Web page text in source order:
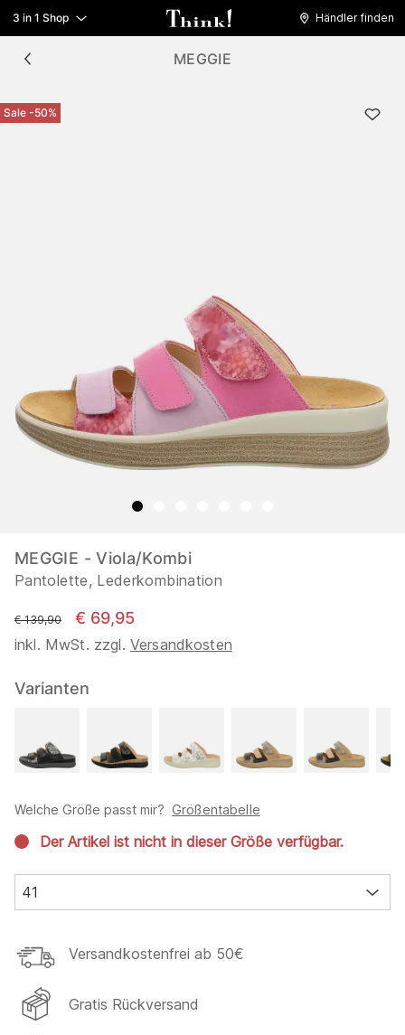
3 in 1 Shop Händler finden
MEGGIE
Sale -50%
MEGGIE - Viola/Kombi
Pantolette, Lederkombination
statt
€ 139,90 € 69,95
inkl. MwSt. zzgl. Versandkosten
Varianten
Welche Größe passt mir? Größentabelle
Der Artikel ist nicht in dieser Größe verfügbar.
41
Versandkostenfrei ab 50€
Gratis Rückversand